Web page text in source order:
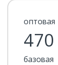
оптовая
470
базовая